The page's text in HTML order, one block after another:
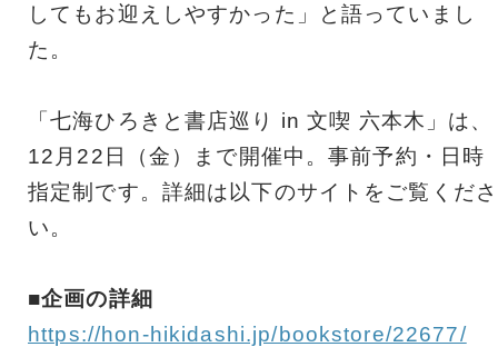
してもお迎えしやすかった」と語っていまし
た。
「七海ひろきと書店巡り in 文喫 六本木」は、
12月22日（金）まで開催中。事前予約・日時
指定制です。詳細は以下のサイトをご覧くださ
い。
■企画の詳細
https://hon-hikidashi.jp/bookstore/22677/